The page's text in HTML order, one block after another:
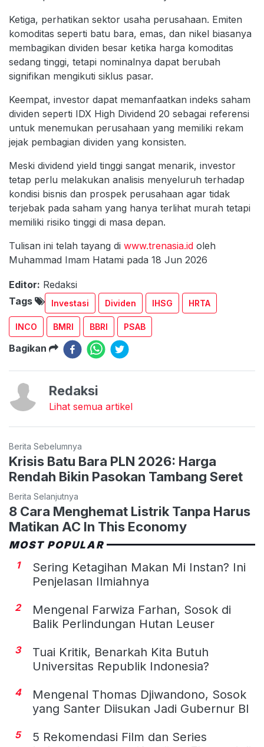
Ketiga, perhatikan sektor usaha perusahaan. Emiten
komoditas seperti batu bara, emas, dan nikel biasanya
membagikan dividen besar ketika harga komoditas
sedang tinggi, tetapi nominalnya dapat berubah
signifikan mengikuti siklus pasar.
Keempat, investor dapat memanfaatkan indeks saham
dividen seperti IDX High Dividend 20 sebagai referensi
untuk menemukan perusahaan yang memiliki rekam
jejak pembagian dividen yang konsisten.
Meski dividend yield tinggi sangat menarik, investor
tetap perlu melakukan analisis menyeluruh terhadap
kondisi bisnis dan prospek perusahaan agar tidak
terjebak pada saham yang hanya terlihat murah tetapi
memiliki risiko tinggi di masa depan.
Tulisan ini telah tayang di www.trenasia.id oleh
Muhammad Imam Hatami pada 18 Jun 2026
Editor: Redaksi
Tags
Investasi Dividen IHSG HRTA
INCO BMRI BBRI PSAB
Bagikan
Redaksi
Lihat semua artikel
Berita Sebelumnya
Krisis Batu Bara PLN 2026: Harga
Rendah Bikin Pasokan Tambang Seret
Berita Selanjutnya
8 Cara Menghemat Listrik Tanpa Harus
Matikan AC In This Economy
MOST POPULAR
1
Sering Ketagihan Makan Mi Instan? Ini
Penjelasan Ilmiahnya
2
Mengenal Farwiza Farhan, Sosok di
Balik Perlindungan Hutan Leuser
3
Tuai Kritik, Benarkah Kita Butuh
Universitas Republik Indonesia?
4
Mengenal Thomas Djiwandono, Sosok
yang Santer Diisukan Jadi Gubernur BI
5
5 Rekomendasi Film dan Series